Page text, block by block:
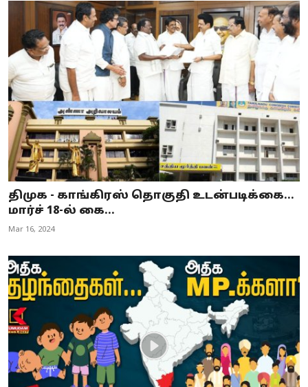
திமுக - காங்கிரஸ் தொகுதி உடன்படிக்கை...
மார்ச் 18-ல் கை...
Mar 16, 2024